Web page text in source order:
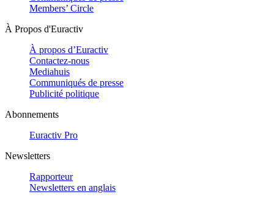
Members’ Circle
À Propos d'Euractiv
À propos d’Euractiv
Contactez-nous
Mediahuis
Communiqués de presse
Publicité politique
Abonnements
Euractiv Pro
Newsletters
Rapporteur
Newsletters en anglais